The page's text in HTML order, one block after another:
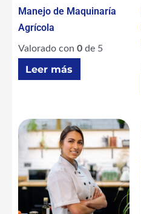
Manejo de Maquinaría
Agrícola
Valorado con 0 de 5
Leer más